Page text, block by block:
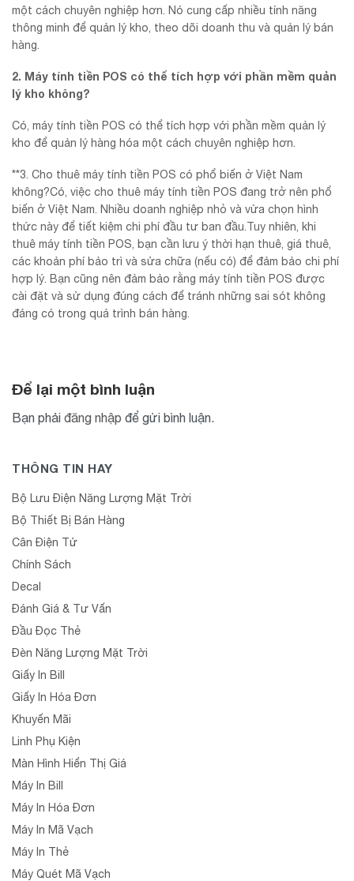
một cách chuyên nghiệp hơn. Nó cung cấp nhiều tính năng
thông minh để quản lý kho, theo dõi doanh thu và quản lý bán
hàng.
2. Máy tính tiền POS có thể tích hợp với phần mềm quản
lý kho không?
Có, máy tính tiền POS có thể tích hợp với phần mềm quản lý
kho để quản lý hàng hóa một cách chuyên nghiệp hơn.
**3. Cho thuê máy tính tiền POS có phổ biến ở Việt Nam
không?Có, việc cho thuê máy tính tiền POS đang trở nên phổ
biến ở Việt Nam. Nhiều doanh nghiệp nhỏ và vừa chọn hình
thức này để tiết kiệm chi phí đầu tư ban đầu.Tuy nhiên, khi
thuê máy tính tiền POS, bạn cần lưu ý thời hạn thuê, giá thuê,
các khoản phí bảo trì và sửa chữa (nếu có) để đảm bảo chi phí
hợp lý. Bạn cũng nên đảm bảo rằng máy tính tiền POS được
cài đặt và sử dụng đúng cách để tránh những sai sót không
đáng có trong quá trình bán hàng.
Để lại một bình luận
Bạn phải đăng nhập để gửi bình luận.
THÔNG TIN HAY
Bộ Lưu Điện Năng Lượng Mặt Trời
Bộ Thiết Bị Bán Hàng
Cân Điện Tử
Chính Sách
Decal
Đánh Giá & Tư Vấn
Đầu Đọc Thẻ
Đèn Năng Lượng Mặt Trời
Giấy In Bill
Giấy In Hóa Đơn
Khuyến Mãi
Linh Phụ Kiện
Màn Hình Hiển Thị Giá
Máy In Bill
Máy In Hóa Đơn
Máy In Mã Vạch
Máy In Thẻ
Máy Quét Mã Vạch